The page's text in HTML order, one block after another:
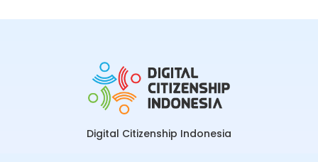
Digital Citizenship Indonesia